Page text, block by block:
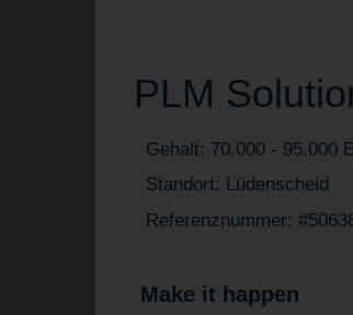
PLM
Gehalt: 70.000 - 95.000
Standort: Lüdenscheid
Referenznummer:
Make it happen